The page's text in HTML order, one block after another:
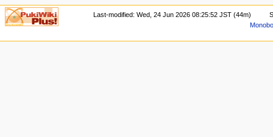
Last-modified: Wed, 24 Jun 2026 08:25:52 JST (44m)